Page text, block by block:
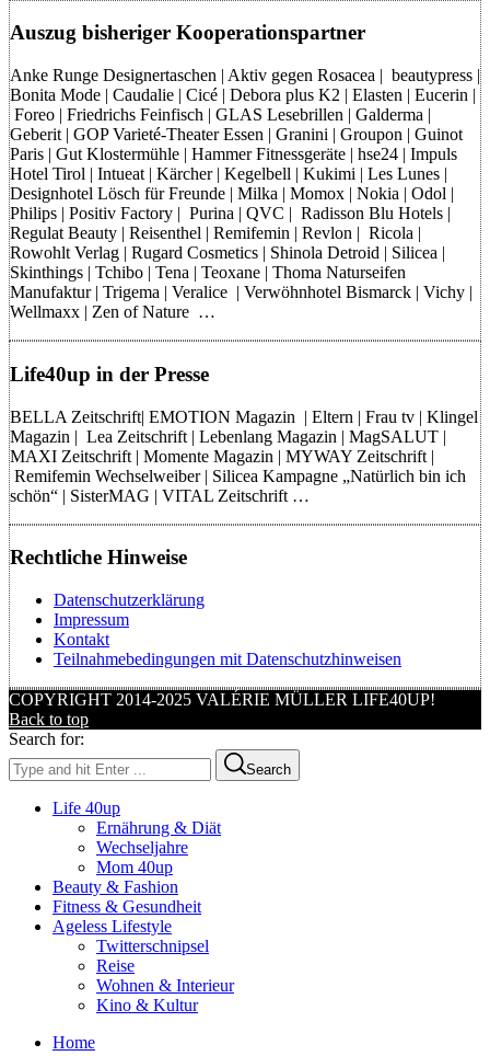
Auszug bisheriger Kooperationspartner
Anke Runge Designertaschen | Aktiv gegen Rosacea | beautypress |
Bonita Mode | Caudalie | Cicé | Debora plus K2 | Elasten | Eucerin |
Foreo | Friedrichs Feinfisch | GLAS Lesebrillen | Galderma |
Geberit | GOP Varieté-Theater Essen | Granini | Groupon | Guinot
Paris | Gut Klostermühle | Hammer Fitnessgeräte | hse24 | Impuls
Hotel Tirol | Intueat | Kärcher | Kegelbell | Kukimi | Les Lunes |
Designhotel Lösch für Freunde | Milka | Momox | Nokia | Odol |
Philips | Positiv Factory | Purina | QVC | Radisson Blu Hotels |
Regulat Beauty | Reisenthel | Remifemin | Revlon | Ricola |
Rowohlt Verlag | Rugard Cosmetics | Shinola Detroid | Silicea |
Skinthings | Tchibo | Tena | Teoxane | Thoma Naturseifen
Manufaktur | Trigema | Veralice | Verwöhnhotel Bismarck | Vichy |
Wellmaxx | Zen of Nature …
Life40up in der Presse
BELLA Zeitschrift| EMOTION Magazin | Eltern | Frau tv | Klingel
Magazin | Lea Zeitschrift | Lebenlang Magazin | MagSALUT |
MAXI Zeitschrift | Momente Magazin | MYWAY Zeitschrift |
Remifemin Wechselweiber | Silicea Kampagne „Natürlich bin ich
schön“ | SisterMAG | VITAL Zeitschrift …
Rechtliche Hinweise
Datenschutzerklärung
Impressum
Kontakt
Teilnahmebedingungen mit Datenschutzhinweisen
COPYRIGHT 2014-2025 VALÉRIE MÜLLER LIFE40UP!
Back to top
Search for:
Search
Life 40up
Ernährung & Diät
Wechseljahre
Mom 40up
Beauty & Fashion
Fitness & Gesundheit
Ageless Lifestyle
Twitterschnipsel
Reise
Wohnen & Interieur
Kino & Kultur
Home